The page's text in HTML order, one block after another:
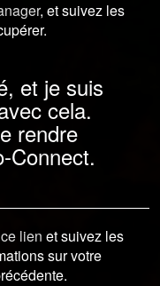
, et suivez les
et je suis
cela.
rendre
Connect.
ce lien et suivez les
sur votre